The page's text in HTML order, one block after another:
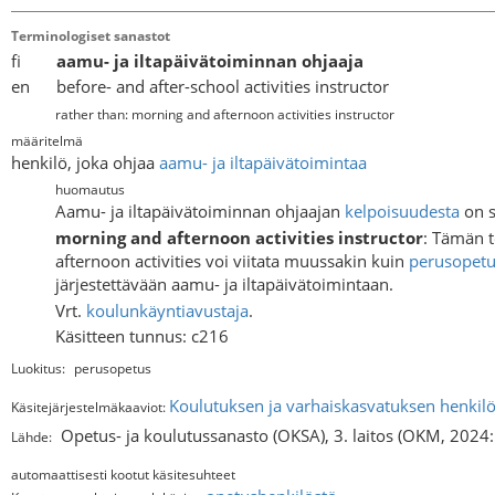
Terminologiset sanastot
fi aamu- ja iltapäivätoiminnan ohjaaja
en before- and after-school activities instructor
rather than: morning and afternoon activities instructor
määritelmä
henkilö, joka ohjaa aamu- ja iltapäivätoimintaa
huomautus
Aamu- ja iltapäivätoiminnan ohjaajan kelpoisuudesta on
morning and afternoon activities instructor: Tämän
afternoon activities voi viitata muussakin kuin
järjestettävään aamu- ja iltapäivätoimintaan.
Vrt. koulunkäyntiavustaja.
Käsitteen tunnus: c216
Luokitus: perusopetus
Käsitejärjestelmäkaaviot: Koulutuksen ja varhaiskasvatuksen
Lähde: Opetus- ja koulutussanasto (OKSA), 3. laitos (OKM,
automaattisesti kootut käsitesuhteet